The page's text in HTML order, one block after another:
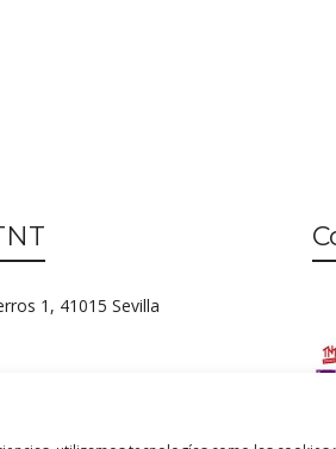
1, 41015 Sevilla